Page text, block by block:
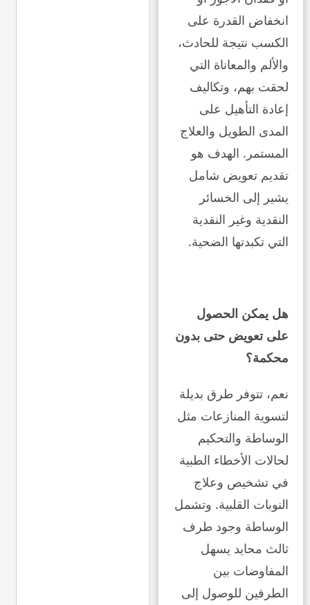
انخفاض القدرة على
الكسب نتيجة للحادث،
والألم والمعاناة التي
لحقت بهم، وتكاليف
إعادة التأهيل على
المدى الطويل والعلاج
المستمر. الهدف هو
تقديم تعويض شامل
يشير إلى الخسائر
النقدية وغير النقدية
التي تكبدتها الضحية.
هل يمكن الحصول
على تعويض حتى بدون
محكمة؟
نعم، تتوفر طرق بديلة
لتسوية المنازعات مثل
الوساطة والتحكيم
لحالات الأخطاء الطبية
في تشخيص وعلاج
النوبات القلبية. وتشمل
الوساطة وجود طرف
ثالث محايد يسهل
المفاوضات بين
الطرفين للوصول إلى